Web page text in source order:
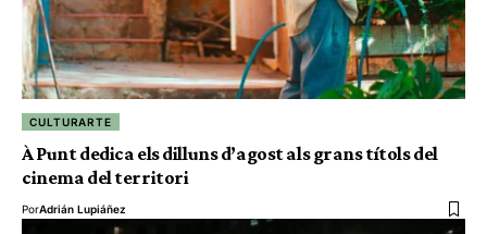
CULTURARTE
À Punt dedica els dilluns d’agost als grans títols del
cinema del territori
PorAdrián Lupiáñez